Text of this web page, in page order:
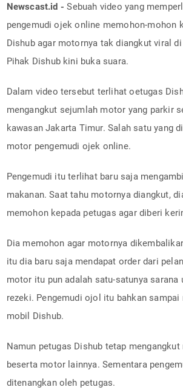
Newscast.id - Sebuah video yang
pengemudi ojek online memohon-mohon
Dishub agar motornya tak diangkut viral
Pihak Dishub kini buka suara.
Dalam video tersebut terlihat oetugas
mengangkut sejumlah motor yang parkir
kawasan Jakarta Timur. Salah satu yang
motor pengemudi ojek online.
Pengemudi itu terlihat baru saja
makanan. Saat tahu motornya diangkut,
memohon kepada petugas agar diberi
Dia memohon agar motornya
itu dia baru saja mendapat order dari
motor itu pun adalah satu-satunya sarana
rezeki. Pengemudi ojol itu bahkan
mobil Dishub.
Namun petugas Dishub tetap
beserta motor lainnya. Sementara
ditenangkan oleh petugas.